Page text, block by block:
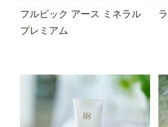
フルビック アース ミネラル
プレミアム